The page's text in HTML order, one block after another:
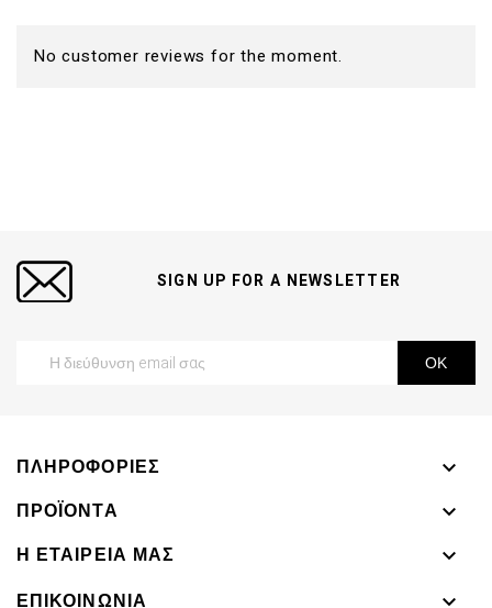
No customer reviews for the moment.
SIGN UP FOR A NEWSLETTER
ΠΛΗΡΟΦΟΡΊΕΣ

ΠΡΟΪΌΝΤΑ

Η ΕΤΑΙΡΕΊΑ ΜΑΣ

ΕΠΙΚΟΙΝΩΝΊΑ
